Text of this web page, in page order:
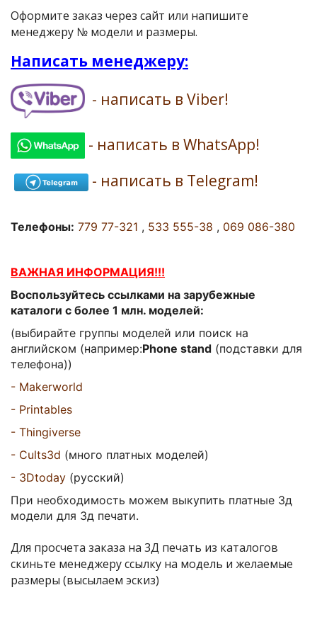
Оформите заказ через сайт или напишите
менеджеру № модели и размеры.
Написать менеджеру:
- написать в Viber!
- написать в WhatsApp!
- написать в Telegram!
Телефоны: 779 77-321 , 533 555-38 , 069 086-380
ВАЖНАЯ ИНФОРМАЦИЯ!!!
Воспользуйтесь ссылками на зарубежные
каталоги с более 1 млн. моделей:
(выбирайте группы моделей или поиск на
английском (например:Phone stand (подставки для
телефона))
- Makerworld
- Printables
- Thingiverse
- Cults3d (много платных моделей)
- 3Dtoday (русский)
При необходимость можем выкупить платные 3д
модели для 3д печати.
Для просчета заказа на 3Д печать из каталогов
скиньте менеджеру ссылку на модель и желаемые
размеры (высылаем эскиз)